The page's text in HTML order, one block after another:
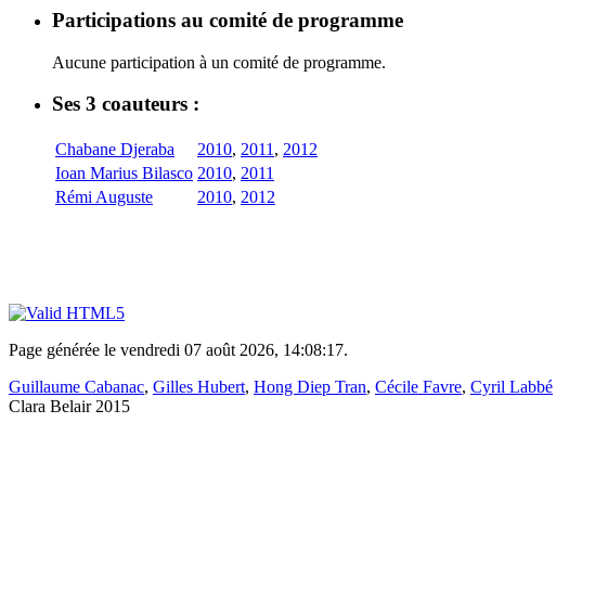
Participations au comité de programme
Aucune participation à un comité de programme.
Ses 3 coauteurs :
Chabane Djeraba 2010, 2011 , 2012
Ioan Marius Bilasco 2010, 2011
Rémi Auguste
2010, 2012
Page générée le vendredi 07 août 2026, 14:08:17.
Guillaume Cabanac, Gilles Hubert, Hong Diep Tran, Cécile Favre, Cyril Labbé
Clara Belair 2015